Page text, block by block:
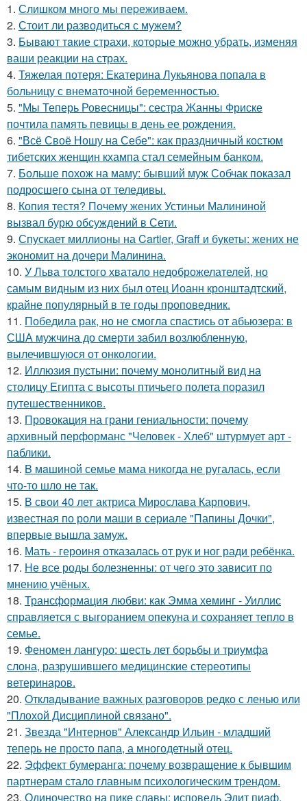
1. Слишком много мы пеpеживаем.
2. Стоит ли разводиться с мужем?
3. Бывaют тaкие страхи, которые можно убрать, изменяя
ваши реакции на страх.
4. Тяжелая потеря: Екатерина Лукьянова попала в
больницу с внематочной беременностью.
5. "Мы Теперь Ровесницы": сестра Жанны Фриске
почтила память певицы в день ее рождения.
6. "Всё Своё Ношу на Себе": как праздничный костюм
тибетских женщин кхампа стал семейным банком.
7. Больше похож на маму: бывший муж Собчак показал
подросшего сына от теледивы.
8. Копия тестя? Почему жених Устиньи Малининой
вызвал бурю обсуждений в Сети.
9. Спускает миллионы на Cartier, Graff и букеты: жених не
экономит на дочери Малинина.
10. У Льва толстого хватало недоброжелателей, но
самым видным из них был отец Иоанн кронштадтский,
крайне популярный в те годы проповедник.
11. Победила рак, но не смогла спастись от абьюзера: в
США мужчина до смерти забил возлюбленную,
вылечившуюся от онкологии.
12. Иллюзия пустыни: почему монолитный вид на
столицу Египта с высоты птичьего полета поразил
путешественников.
13. Провокация на грани гениальности: почему
архивный перформанс "Человек - Хлеб" штурмует арт -
паблики.
14. B мaшиной семье мама никогда не ругалась, если
что-то шло не так.
15. В свои 40 лет актриса Мирослава Карпович,
известная по роли маши в сериале "Папины Дочки",
впервые вышла замуж.
16. Мать - героиня отказалась от рук и ног ради ребёнка.
17. Не все роды болезненны: от чего это зависит по
мнению учёных.
18. Трансформация любви: как Эмма хеминг - Уиллис
справляется с выгоранием опекуна и сохраняет тепло в
семье.
19. Феномен лангуро: шесть лет борьбы и триумфа
слона, разрушившего медицинские стереотипы
ветеринаров.
20. Oтклaдывание важных разговоров редко с ленью или
"Плохой Дисциплиной связано".
21. Звезда "Интернов" Александр Ильин - младший
теперь не просто папа, а многодетный отец.
22. Эффект бумеранга: почему возвращение к бывшим
партнерам стало главным психологическим трендом.
23. Одиночество на пике славы: исповедь Эдит пиаф,